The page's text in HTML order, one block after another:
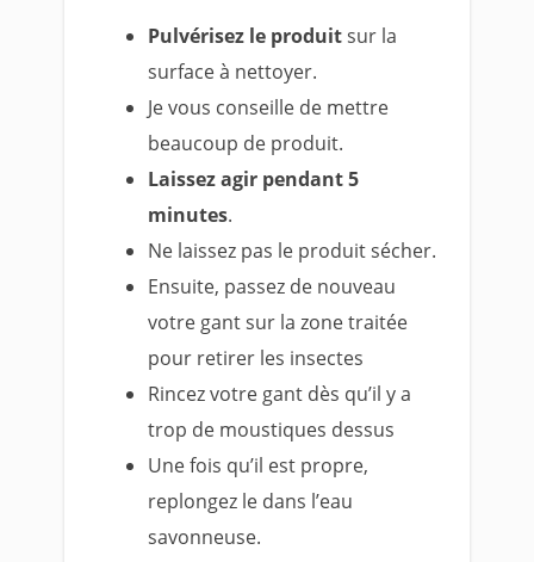
Pulvérisez le produitsur la
surface à nettoyer.
Je vous conseille de mettre
beaucoup de produit.
Laissez agir pendant 5
minutes.
Ne laissez pas le produit sécher.
Ensuite, passez de nouveau
votre gant sur la zone traitée
pour retirer les insectes
Rincez votre gant dès qu’il y a
trop de moustiques dessus
Une fois qu’il est propre,
replongez le dans l’eau
savonneuse.